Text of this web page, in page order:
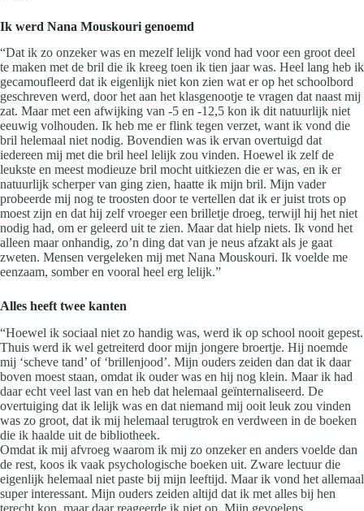
Ik werd Nana Mouskouri genoemd
“Dat ik zo onzeker was en mezelf lelijk vond had voor een groot deel
te maken met de bril die ik kreeg toen ik tien jaar was. Heel lang heb ik
gecamoufleerd dat ik eigenlijk niet kon zien wat er op het schoolbord
geschreven werd, door het aan het klasgenootje te vragen dat naast mij
zat. Maar met een afwijking van -5 en -12,5 kon ik dit natuurlijk niet
eeuwig volhouden. Ik heb me er flink tegen verzet, want ik vond die
bril helemaal niet nodig. Bovendien was ik ervan overtuigd dat
iedereen mij met die bril heel lelijk zou vinden. Hoewel ik zelf de
leukste en meest modieuze bril mocht uitkiezen die er was, en ik er
natuurlijk scherper van ging zien, haatte ik mijn bril. Mijn vader
probeerde mij nog te troosten door te vertellen dat ik er juist trots op
moest zijn en dat hij zelf vroeger een brilletje droeg, terwijl hij het niet
nodig had, om er geleerd uit te zien. Maar dat hielp niets. Ik vond het
alleen maar onhandig, zo’n ding dat van je neus afzakt als je gaat
zweten. Mensen vergeleken mij met Nana Mouskouri. Ik voelde me
eenzaam, somber en vooral heel erg lelijk.”
Alles heeft twee kanten
“Hoewel ik sociaal niet zo handig was, werd ik op school nooit gepest.
Thuis werd ik wel getreiterd door mijn jongere broertje. Hij noemde
mij ‘scheve tand’ of ‘brillenjood’. Mijn ouders zeiden dan dat ik daar
boven moest staan, omdat ik ouder was en hij nog klein. Maar ik had
daar echt veel last van en heb dat helemaal geïnternaliseerd. De
overtuiging dat ik lelijk was en dat niemand mij ooit leuk zou vinden
was zo groot, dat ik mij helemaal terugtrok en verdween in de boeken
die ik haalde uit de bibliotheek.
Omdat ik mij afvroeg waarom ik mij zo onzeker en anders voelde dan
de rest, koos ik vaak psychologische boeken uit. Zware lectuur die
eigenlijk helemaal niet paste bij mijn leeftijd. Maar ik vond het allemaal
super interessant. Mijn ouders zeiden altijd dat ik met alles bij hen